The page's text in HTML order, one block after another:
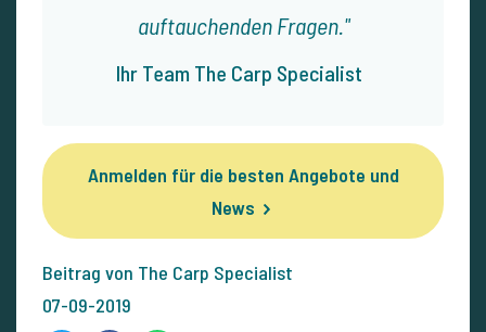
auftauchenden Fragen.
Ihr Team The Carp Specialist
Anmelden für die besten Angebote und
News
Beitrag von The Carp Specialist
07-09-2019